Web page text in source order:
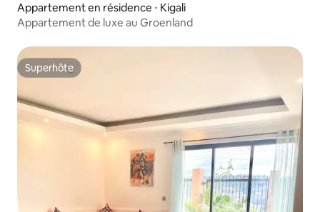
Appartement en résidence ⋅ Kigali
Appartement de luxe au Groenland
Superhôte
Superhôte